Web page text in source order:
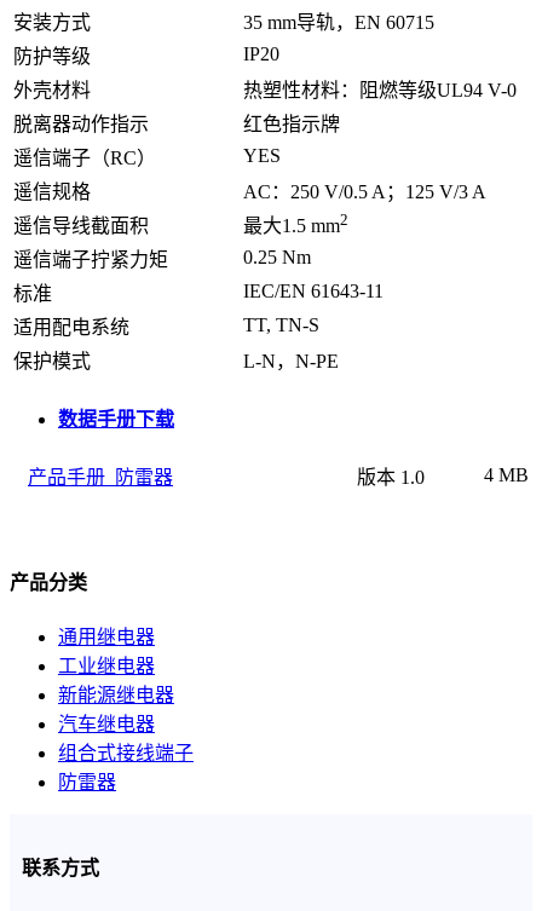
安装方式
35 mm导轨，EN 60715
防护等级
IP20
外壳材料
热塑性材料：阻燃等级UL94 V-0
脱离器动作指示
红色指示牌
遥信端子（RC）
YES
遥信规格
AC：250 V/0.5 A；125 V/3 A
遥信导线截面积
最大1.5 mm2
遥信端子拧紧力矩
0.25 Nm
标准
IEC/EN 61643-11
适用配电系统
TT, TN-S
保护模式
L-N，N-PE
数据手册下载
产品手册_防雷器 版本 1.0 4 MB
产品分类
通用继电器
工业继电器
新能源继电器
汽车继电器
组合式接线端子
防雷器
联系方式